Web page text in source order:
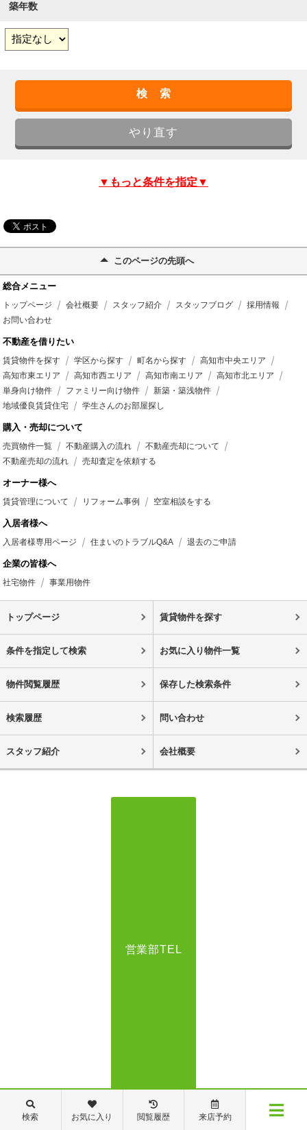
築年数
▼もっと条件を指定▼
このページの先頭へ
総合メニュー
トップページ 会社概要 スタッフ紹介 スタッフブログ
採用情報
お問い合わせ
不動産を借りたい
賃貸物件を探す 学区から探す 町名から探す
高知市中央エリア
高知市東エリア
高知市西エリア 高知市南エリア
高知市北エリア
単身向け物件
ファミリー向け物件
新築・築浅物件
地域優良賃貸住宅
学生さんのお部屋探し
購入・売却について
売買物件一覧 不動産購入の流れ
不動産売却について
不動産売却の流れ
売却査定を依頼する
オーナー様へ
賃貸管理について リフォーム事例 空室相談をする
入居者様へ
入居者様専用ページ 住まいのトラブルQ&A 退去のご申請
企業の皆様へ
社宅物件 事業用物件
トップページ 賃貸物件を探す
条件を指定して検索 お気に入り物件一覧
物件閲覧履歴 保存した検索条件
検索履歴 問い合わせ
スタッフ紹介 会社概要
営業部TEL
検索 お気に入り 閲覧履歴 来店予約